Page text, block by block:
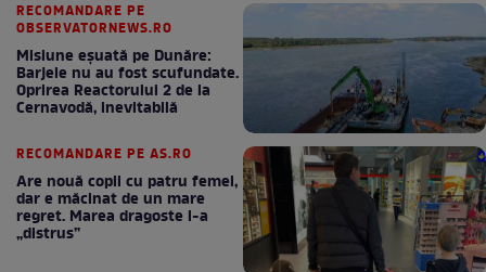
RECOMANDARE PE
OBSERVATORNEWS.RO
Misiune eșuată pe Dunăre:
Barjele nu au fost scufundate.
Oprirea Reactorului 2 de la
Cernavodă, inevitabilă
RECOMANDARE PE AS.RO
Are nouă copii cu patru femei,
dar e măcinat de un mare
regret. Marea dragoste l-a
„distrus”